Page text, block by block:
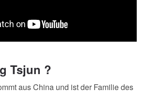
Tsjun ?
aus China und ist der Familie des